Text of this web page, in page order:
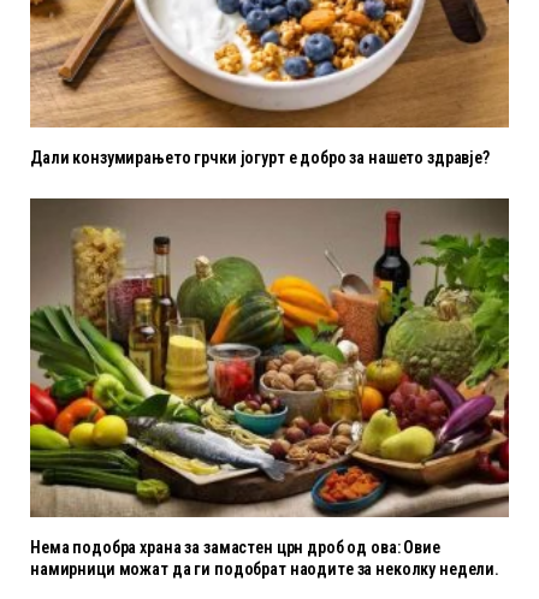
Дали конзумирањето грчки јогурт е добро за нашето здравје?
Нема подобра храна за замастен црн дроб од ова: Овие
намирници можат да ги подобрат наодите за неколку недели.